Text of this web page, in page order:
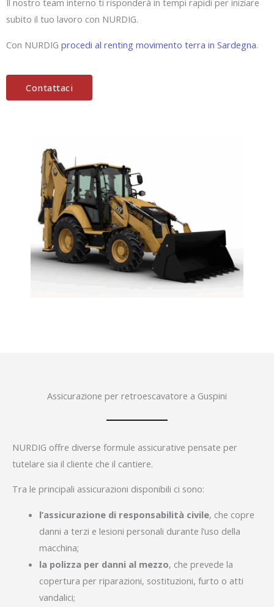
Il nostro team interno ti risponderà in tempi rapidi per iniziare
subito il tuo lavoro con NURDIG.
Con NURDIG procedi al renting movimento terra in Sardegna.
Contattaci
Assicurazione per retroescavatore a Guspini
NURDIG offre diverse formule assicurative pensate per
tutelare sia il cliente che il cantiere.
Tra le principali assicurazioni disponibili ci sono:
l’assicurazione di responsabilità civile, che copre
danni a terzi e lesioni personali durante l’uso della
macchina;
la polizza per danni al mezzo, che prevede la
copertura per riparazioni, sostituzioni, furto o atti
vandalici;